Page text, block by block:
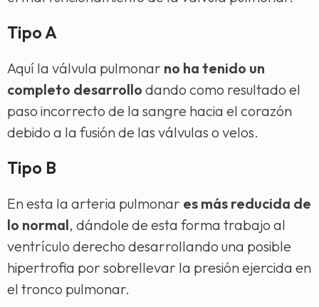
Tipo A
Aquí la válvula pulmonar no ha tenido un
completo desarrollo dando como resultado el
paso incorrecto de la sangre hacia el corazón
debido a la fusión de las válvulas o velos.
Tipo B
En esta la arteria pulmonar es más reducida de
lo normal, dándole de esta forma trabajo al
ventrículo derecho desarrollando una posible
hipertrofia por sobrellevar la presión ejercida en
el tronco pulmonar.